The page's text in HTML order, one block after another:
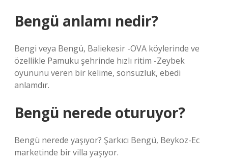
Bengü anlamı nedir?
Bengi veya Bengü, Baliekesir -OVA köylerinde ve
özellikle Pamuku şehrinde hızlı ritim -Zeybek
oyununu veren bir kelime, sonsuzluk, ebedi
anlamdır.
Bengü nerede oturuyor?
Bengü nerede yaşıyor? Şarkıcı Bengü, Beykoz-Ec
marketinde bir villa yaşıyor.